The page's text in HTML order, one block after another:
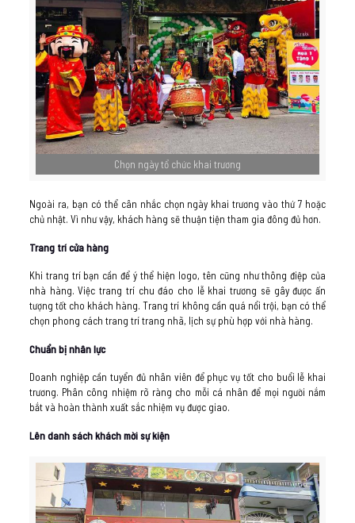
Chọn ngày tổ chức khai trương
Ngoài ra, bạn có thể cân nhắc chọn ngày khai trương vào thứ 7 hoặc
chủ nhật. Vì như vậy, khách hàng sẽ thuận tiện tham gia đông đủ hơn.
Trang trí cửa hàng
Khi trang trí bạn cần để ý thể hiện logo, tên cũng như thông điệp của
nhà hàng. Việc trang trí chu đáo cho lễ khai trương sẽ gây được ấn
tượng tốt cho khách hàng. Trang trí không cần quá nổi trội, bạn có thể
chọn phong cách trang trí trang nhã, lịch sự phù hợp với nhà hàng.
Chuẩn bị nhân lực
Doanh nghiệp cần tuyển đủ nhân viên để phục vụ tốt cho buổi lễ khai
trương. Phân công nhiệm rõ ràng cho mỗi cá nhân để mọi người nắm
bắt và hoàn thành xuất sắc nhiệm vụ được giao.
Lên danh sách khách mời sự kiện